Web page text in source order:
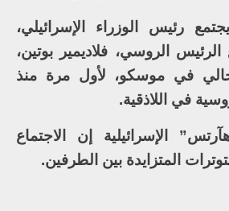
رئيس الوزراء الإسرائيلي،
الرئيس الروسي، فلاديمير بوتين،
الحالي في موسكو، لأول مرة منذ
في اللاذقية.
الإسرائيلية إن الاجتماع
المتزايدة بين الطرفين.